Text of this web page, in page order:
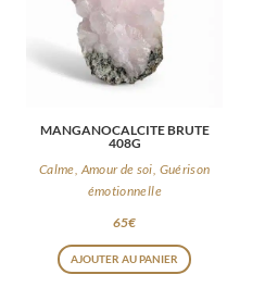
MANGANOCALCITE BRUTE
408G
Calme, Amour de soi, Guérison
émotionnelle
65€
AJOUTER AU PANIER